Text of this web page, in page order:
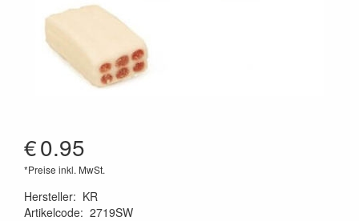
€0.95
*Preise inkl. MwSt.
Hersteller: KR
Artikelcode: 2719SW